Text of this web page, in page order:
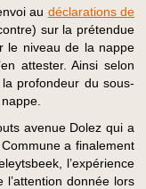
au déclarations de
sur la prétendue
le niveau de la nappe
attester. Ainsi selon
la profondeur du sous-
avenue Dolez qui a
a finalement
l’expérience
donnée lors